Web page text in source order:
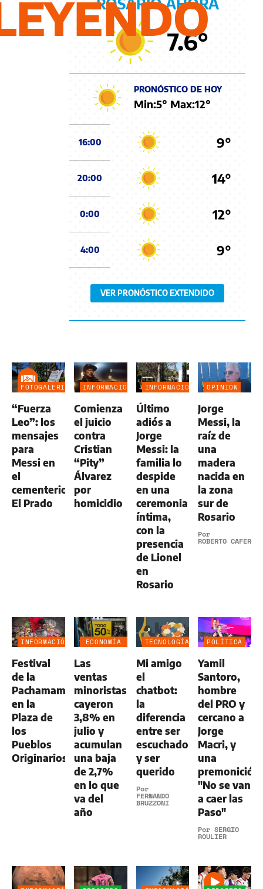
7.6°
PRONÓSTICO DE HOY
Min:5° Max:12°
16:00 9°
20:00 14°
0:00 12°
4:00 9°
VER PRONÓSTICO EXTENDIDO
FOTOGALERÍA
“Fuerza
Leo”: los
mensajes
para
Messi en
el
cementerio
El Prado
INFORMACIÓN
Comienza
el juicio
contra
Cristian
“Pity”
Álvarez
por
homicidio
INFORMACIÓN
Último
adiós a
Jorge
Messi: la
familia lo
despide
en una
ceremonia
íntima,
con la
presencia
de Lionel
en
Rosario
OPINIÓN
Jorge
Messi, la
raíz de
una
madera
nacida en
la zona
sur de
Rosario
Por
ROBERTO CAFERRA
INFORMACIÓN
Festival
de la
Pachamama
en la
Plaza de
los
Pueblos
Originarios
ECONOMÍA
Las
ventas
minoristas
cayeron
3,8% en
julio y
acumulan
una baja
de 2,7%
en lo que
va del
año
TECNOLOGÍA
Mi amigo
el
chatbot:
la
diferencia
entre ser
escuchado
y ser
querido
Por
FERNANDO
BRUZZONI
POLÍTICA
Yamil
Santoro,
hombre
del PRO y
cercano a
Jorge
Macri, y
una
premonición:
"No se van
a caer las
Paso"
PorSERGIO
ROULIER